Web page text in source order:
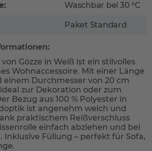
Waschbar bei 30 °C
Paket Standard
Gözze in Weiß ist ein stilvolles
Wohnaccessoire. Mit einer Länge
einem Durchmesser von 20 cm
zur Dekoration oder zum
Bezug aus 100 % Polyester in
ist angenehm weich und
praktischem Reißverschluss
einfach abziehen und bei
Inklusive Füllung – perfekt für Sofa,